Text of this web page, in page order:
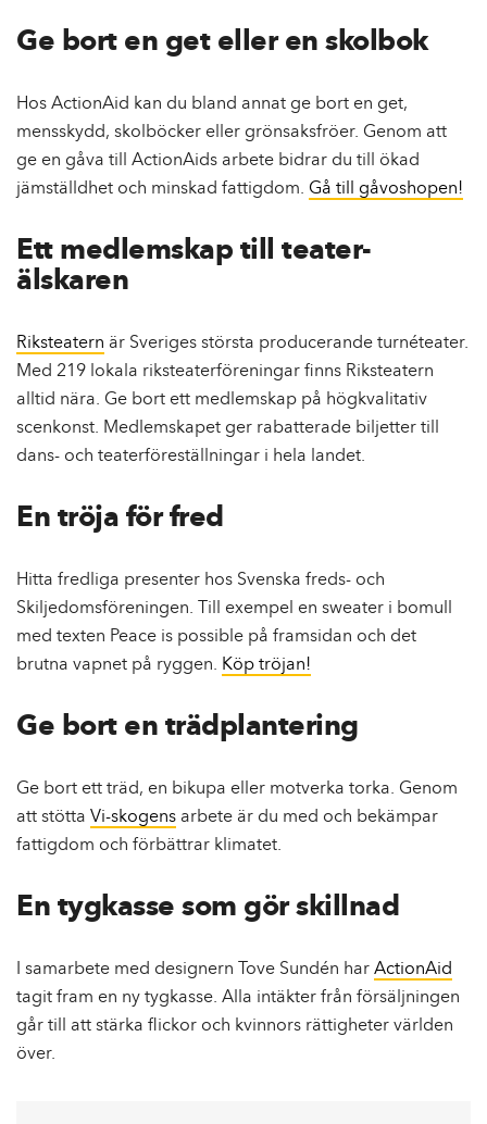
Ge bort en get eller en skolbok
Hos ActionAid kan du bland annat ge bort en get,
mensskydd, skolböcker eller grönsaksfröer. Genom att
ge en gåva till ActionAids arbete bidrar du till ökad
jämställdhet och minskad fattigdom. Gå till gåvoshopen!
Ett medlemskap till teater-
älskaren
Riksteatern är Sveriges största producerande turnéteater.
Med 219 lokala riksteaterföreningar finns Riksteatern
alltid nära. Ge bort ett medlemskap på högkvalitativ
scenkonst. Medlemskapet ger rabatterade biljetter till
dans- och teaterföreställningar i hela landet.
En tröja för fred
Hitta fredliga presenter hos Svenska freds- och
Skiljedomsföreningen. Till exempel en sweater i bomull
med texten Peace is possible på framsidan och det
brutna vapnet på ryggen. Köp tröjan!
Ge bort en trädplantering
Ge bort ett träd, en bikupa eller motverka torka. Genom
att stötta Vi-skogens arbete är du med och bekämpar
fattigdom och förbättrar klimatet.
En tygkasse som gör skillnad
I samarbete med designern Tove Sundén har ActionAid
tagit fram en ny tygkasse. Alla intäkter från försäljningen
går till att stärka flickor och kvinnors rättigheter världen
över.